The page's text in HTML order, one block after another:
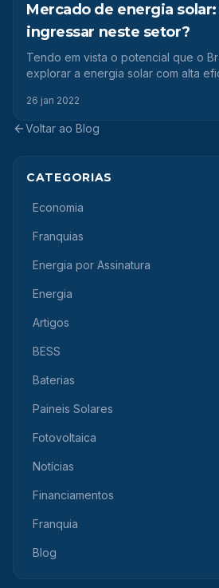
Mercado de energia
ingressar neste setor?
Tendo em vista o potencial que o
explorar a energia solar com alta
26 jan 2022
Voltar ao Blog
CATEGORIAS
Economia
Franquias
Energia por Assinatura
Energia
Artigos
BESS
Baterias
Paineis Solares
Fotovoltaica
Notícias
Financiamentos
Franquia
Blog